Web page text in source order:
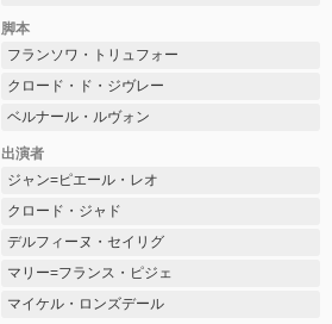
脚本
フランソワ・トリュフォー
クロード・ド・ジヴレー
ベルナール・ルヴォン
出演者
ジャン=ピエール・レオ
クロード・ジャド
デルフィーヌ・セイリグ
マリー=フランス・ピジェ
マイケル・ロンズデール